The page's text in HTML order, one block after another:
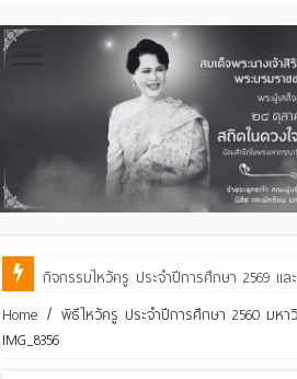
กิจกรรมไหว้ครู ประจำปีการศึกษา 2569
คณะสิ่งแวดล้อมฯ มมส ร่วมสืบสานประเพ
Home / พิธีไหว้ครู ประจำปีการศึกษา 2560 มหา
IMG_8356